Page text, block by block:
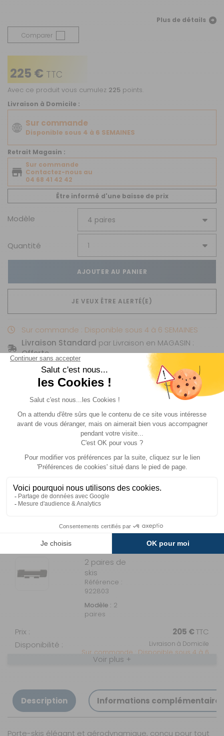
Plus de détails
Comparer
225 € TTC
Avec ce produit vous cumulez 225 points.
Livraison à Domicile :
Sur commande
Disponible sous 4 à 6 SEMAINES
Retrait Magasin :
Sur commande
Contactez-nous au
04 68 41 42 42
Être informé d'une baisse de prix
Modèle
Quantité
AJOUTER AU PANIER
JE VEUX ÊTRE ALERTÉ(E)
Sur commande : Disponible sous 4 à 6 SEMAINES
Livraison Standard par Livraison en MAGASIN :
Offerte.
Livraison
Expédié sous 72h
Paiements
Avantages
Carte de fidélité
Paiement
Plusieurs fois
SKIS/SNOWBOARD SNOWPACK
2 paires de
skis
Référence :
922803
Modèle : 2
paires
Prix : 205 €TTC
Disponibilité :
Livraison à Domicile
Sur commande : Disponible sous 4 à 6
Contactez-nous au
04 68 41 42 42
AJOUTER AU PANIER
Voir plus +
Description Informations complémentaires
Porte-skis élégant et aérodynamique, conçu pour tout